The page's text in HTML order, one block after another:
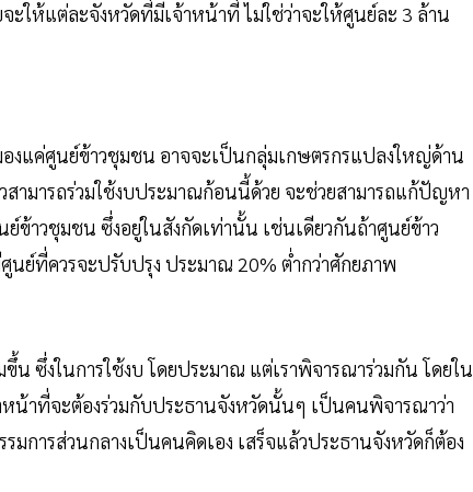
ะให้แต่ละจังหวัดที่มีเจ้าหน้าที่ ไม่ใช่ว่าจะให้ศูนย์ละ 3 ล้าน
องแค่ศูนย์ข้าวชุมชน อาจจะเป็นกลุ่มเกษตรกรแปลงใหญ่ด้าน
ามารถร่วมใช้งบประมาณก้อนนี้ด้วย จะช่วยสามารถแก้ปัญหา
ข้าวชุมชน ซึ่งอยู่ในสังกัดเท่านั้น เช่นเดียวกันถ้าศูนย์ข้าว
ย์ที่ควรจะปรับปรุง ประมาณ 20% ต่ำกว่าศักยภาพ
ซึ่งในการใช้งบ โดยประมาณ แต่เราพิจารณาร่วมกัน โดยใน
น้าที่จะต้องร่วมกับประธานจังหวัดนั้นๆ เป็นคนพิจารณาว่า
การส่วนกลางเป็นคนคิดเอง เสร็จแล้วประธานจังหวัดก็ต้อง